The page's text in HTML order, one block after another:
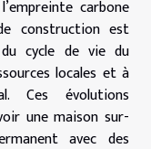
carbone
construction est
cycle de vie du
locales et à
Ces évolutions
une maison sur-
avec des